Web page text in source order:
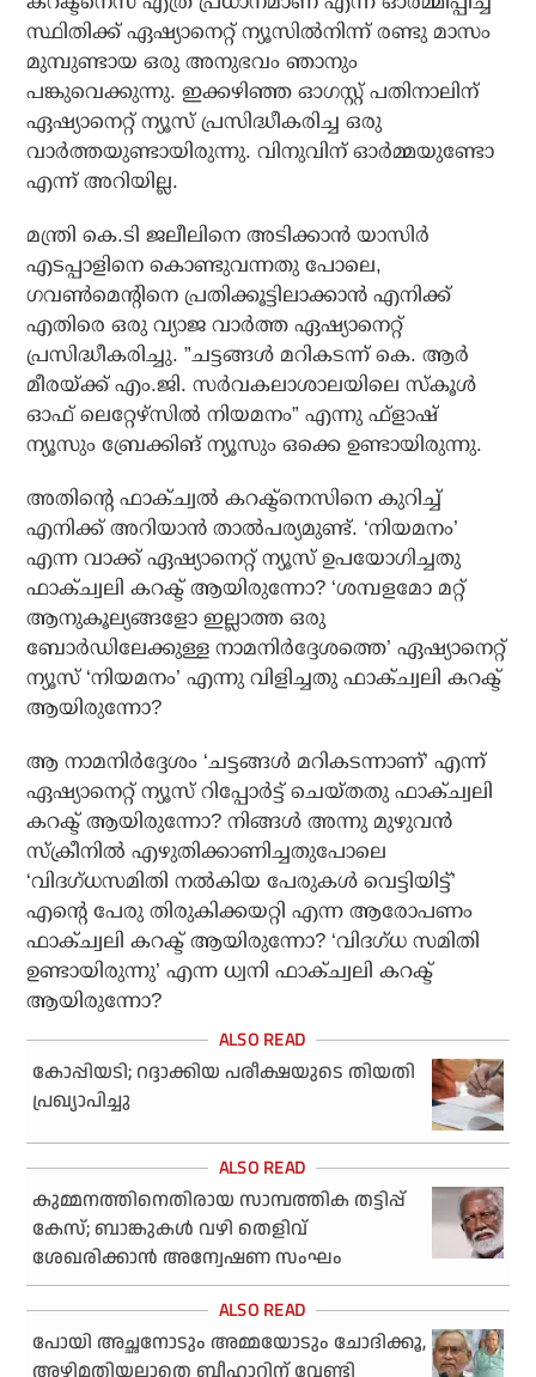
സ്ഥിതിക്ക് ഏഷ്യാനെറ്റ് ന്യൂസില്‍നിന്ന് രണ്ടു മാസം
മുമ്പുണ്ടായ ഒരു അനുഭവം ഞാനും
പങ്കുവെക്കുന്നു. ഇക്കഴിഞ്ഞ ഓഗസ്റ്റ് പതിനാലിന്
ഏഷ്യാനെറ്റ് ന്യൂസ് പ്രസിദ്ധീകരിച്ച ഒരു
വാര്‍ത്തയുണ്ടായിരുന്നു. വിനുവിന് ഓര്‍മ്മയുണ്ടോ
എന്ന് അറിയില്ല.
മന്ത്രി കെ.ടി ജലീലിനെ അടിക്കാന്‍ യാസിര്‍
എടപ്പാളിനെ കൊണ്ടുവന്നതു പോലെ,
ഗവണ്‍മെന്റിനെ പ്രതിക്കൂട്ടിലാക്കാന്‍ എനിക്ക്
എതിരെ ഒരു വ്യാജ വാര്‍ത്ത ഏഷ്യാനെറ്റ്
പ്രസിദ്ധീകരിച്ചു. ”ചട്ടങ്ങള്‍ മറികടന്ന് കെ. ആര്‍
മീരയ്ക്ക് എം.ജി. സര്‍വകലാശാലയിലെ സ്‌കൂള്‍
ഓഫ് ലെറ്റേഴ്‌സില്‍ നിയമനം” എന്നു ഫ്‌ളാഷ്
ന്യൂസും ബ്രേക്കിങ് ന്യൂസും ഒക്കെ ഉണ്ടായിരുന്നു.
അതിന്റെ ഫാക്ച്വല്‍ കറക്ട്‌നെസിനെ കുറിച്ച്
എനിക്ക് അറിയാന്‍ താല്‍പര്യമുണ്ട്. ‘നിയമനം’
എന്ന വാക്ക് ഏഷ്യാനെറ്റ് ന്യൂസ് ഉപയോഗിച്ചതു
ഫാക്ച്വലി കറക്ട് ആയിരുന്നോ? ‘ശമ്പളമോ മറ്റ്
ആനുകൂല്യങ്ങളോ ഇല്ലാത്ത ഒരു
ബോര്‍ഡിലേക്കുള്ള നാമനിര്‍ദ്ദേശത്തെ’ ഏഷ്യാനെറ്റ്
ന്യൂസ് ‘നിയമനം’ എന്നു വിളിച്ചതു ഫാക്ച്വലി കറക്ട്
ആയിരുന്നോ?
ആ നാമനിര്‍ദ്ദേശം ‘ചട്ടങ്ങള്‍ മറികടന്നാണ്’ എന്ന്
ഏഷ്യാനെറ്റ് ന്യൂസ് റിപ്പോര്‍ട്ട് ചെയ്തതു ഫാക്ച്വലി
കറക്ട് ആയിരുന്നോ? നിങ്ങള്‍ അന്നു മുഴുവന്‍
സ്‌ക്രീനില്‍ എഴുതിക്കാണിച്ചതുപോലെ
‘വിദഗ്ധസമിതി നല്‍കിയ പേരുകള്‍ വെട്ടിയിട്ട്’
എന്റെ പേരു തിരുകിക്കയറ്റി എന്ന ആരോപണം
ഫാക്ച്വലി കറക്ട് ആയിരുന്നോ? ‘വിദഗ്ധ സമിതി
ഉണ്ടായിരുന്നു’ എന്ന ധ്വനി ഫാക്ച്വലി കറക്ട്
ആയിരുന്നോ?
കോപ്പിയടി; റദ്ദാക്കിയ പരീക്ഷയുടെ തിയതി
പ്രഖ്യാപിച്ചു
കുമ്മനത്തിനെതിരായ സാമ്പത്തിക തട്ടിപ്പ്
കേസ്; ബാങ്കുകള്‍ വഴി തെളിവ്
ശേഖരിക്കാന്‍ അന്വേഷണ സംഘം
പോയി അച്ഛനോടും അമ്മയോടും ചോദിക്കൂ,